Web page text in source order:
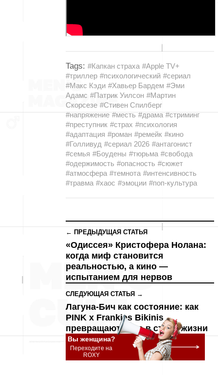
Tags: #Капкан страха #Apple TV+
#триллер #психологический #сериал
#Макс Кэди #Хавьер Бардем #Эми
Адамс #Патрик Уилсон #Мартин
Скорсезе #Стивен Спилберг
#напряжение #месть #драма #стриминг
#преступник #страх #психология
#адаптация #роман #ремейк #кино
#Голливуд #сериал 2026 #антагонист
#семья #Боудены #тюрьма #свобода
#одержимость #опасность #сюжет
#атмосфера #темнота #интенсивность
#травма #хаос #эмоции #поп-культура
← ПРЕДЫДУЩАЯ СТАТЬЯ
«Одиссея» Кристофера Нолана:
когда миф становится
реальностью, а кино —
испытанием для нервов
СЛЕДУЮЩАЯ СТАТЬЯ →
Лагуна-Бич как состояние: как
PINK x Frankies Bikinis
превращают лето в стиль жизни
Вы женщина?
Переходите на
ROXY